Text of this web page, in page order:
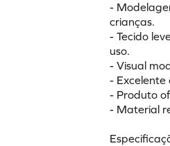
-
crianças.
- Tecido
uso.
- Visual
- Excelente
- Produto
- Material